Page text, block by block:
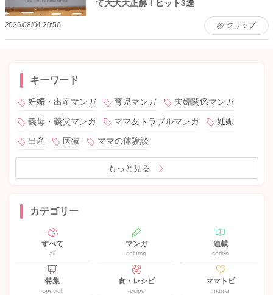
て大大大正解！ヒット3選
2026/08/04 20:50 クリップ
キーワード
妊娠・出産マンガ 育児マンガ
夫婦関係マンガ
義母・義父マンガ
ママ友トラブルマンガ
妊娠
出産
医療 ママの体験談
もっと見る
カテゴリー
すべて
all
マンガ
column
連載
series
特集
special
食・レシピ
recipe
ママトピ
mama